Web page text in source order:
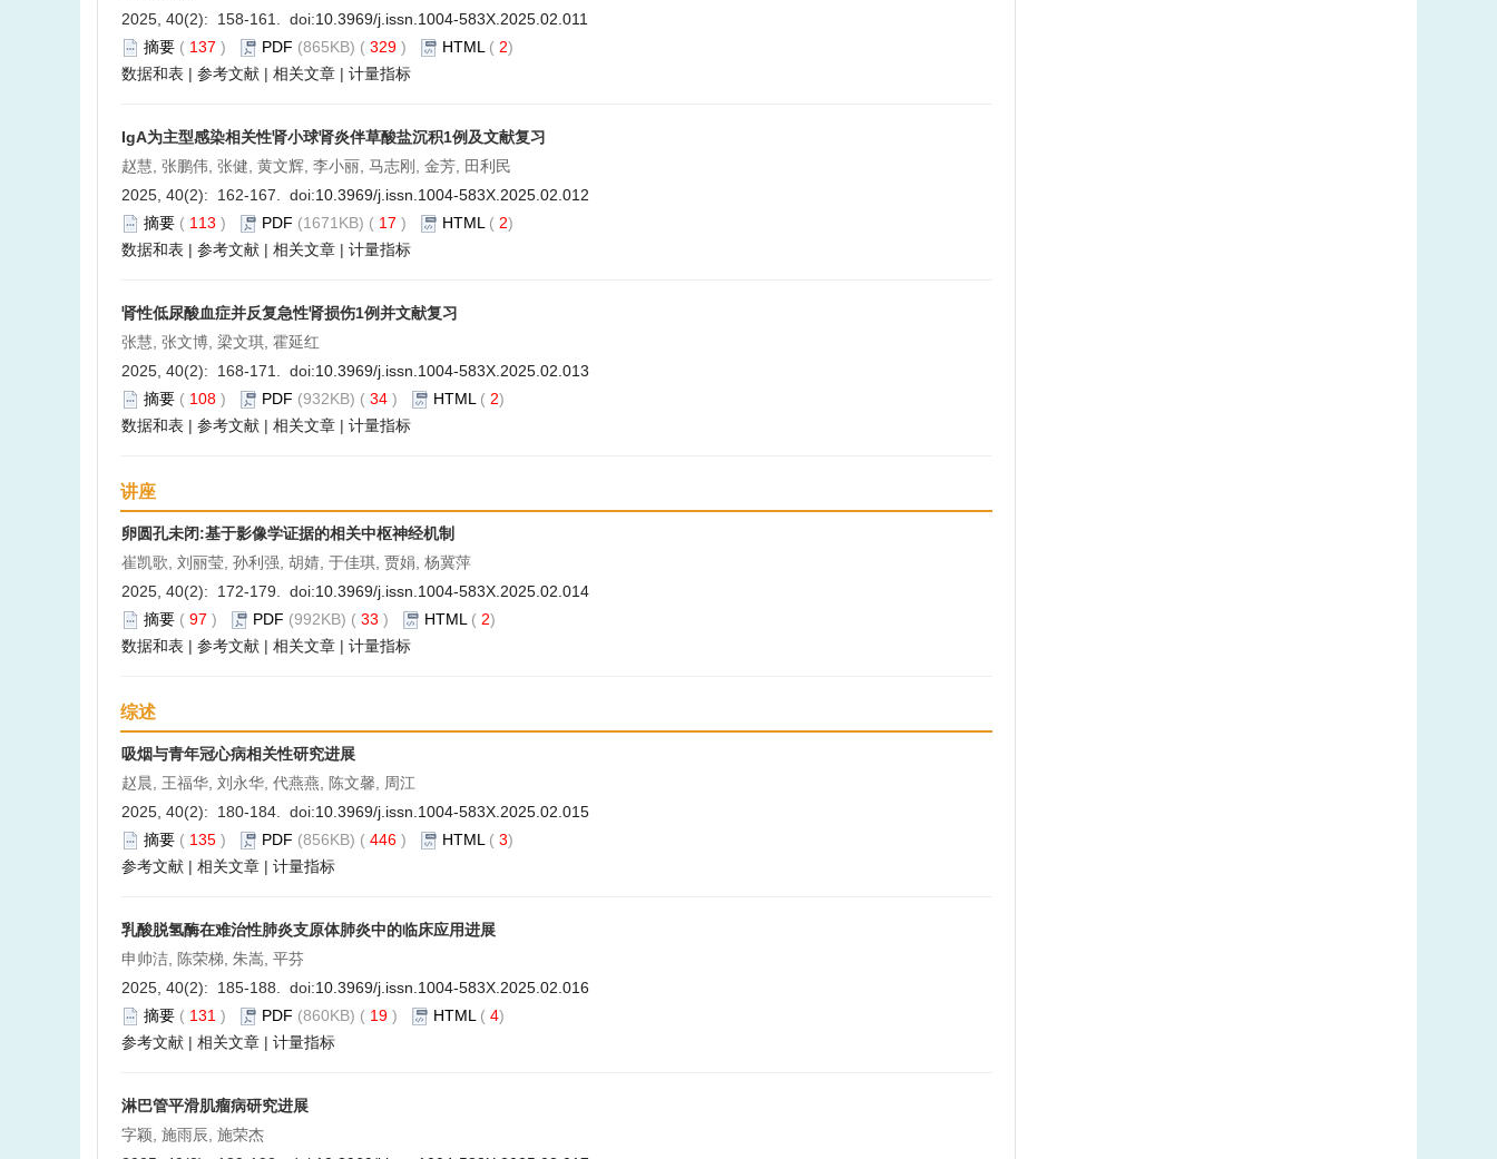
2025, 40(2): 158-161. doi:10.3969/j.issn.1004-583X.2025.02.011
摘要 ( 137 ) PDF (865KB) ( 329 ) HTML ( 2)
数据和表 | 参考文献 | 相关文章 | 计量指标
IgA为主型感染相关性肾小球肾炎伴草酸盐沉积1例及文献复习
赵慧, 张鹏伟, 张健, 黄文辉, 李小丽, 马志刚, 金芳, 田利民
2025, 40(2): 162-167. doi:10.3969/j.issn.1004-583X.2025.02.012
摘要 ( 113 ) PDF (1671KB) ( 17 ) HTML ( 2)
数据和表 | 参考文献 | 相关文章 | 计量指标
肾性低尿酸血症并反复急性肾损伤1例并文献复习
张慧, 张文博, 梁文琪, 霍延红
2025, 40(2): 168-171. doi:10.3969/j.issn.1004-583X.2025.02.013
摘要 ( 108 ) PDF (932KB) ( 34 ) HTML ( 2)
数据和表 | 参考文献 | 相关文章 | 计量指标
讲座
卵圆孔未闭:基于影像学证据的相关中枢神经机制
崔凯歌, 刘丽莹, 孙利强, 胡婧, 于佳琪, 贾娟, 杨冀萍
2025, 40(2): 172-179. doi:10.3969/j.issn.1004-583X.2025.02.014
摘要 ( 97 ) PDF (992KB) ( 33 ) HTML ( 2)
数据和表 | 参考文献 | 相关文章 | 计量指标
综述
吸烟与青年冠心病相关性研究进展
赵晨, 王福华, 刘永华, 代燕燕, 陈文馨, 周江
2025, 40(2): 180-184. doi:10.3969/j.issn.1004-583X.2025.02.015
摘要 ( 135 ) PDF (856KB) ( 446 ) HTML ( 3)
参考文献 | 相关文章 | 计量指标
乳酸脱氢酶在难治性肺炎支原体肺炎中的临床应用进展
申帅洁, 陈荣梯, 朱嵩, 平芬
2025, 40(2): 185-188. doi:10.3969/j.issn.1004-583X.2025.02.016
摘要 ( 131 ) PDF (860KB) ( 19 ) HTML ( 4)
参考文献 | 相关文章 | 计量指标
淋巴管平滑肌瘤病研究进展
字颖, 施雨辰, 施荣杰